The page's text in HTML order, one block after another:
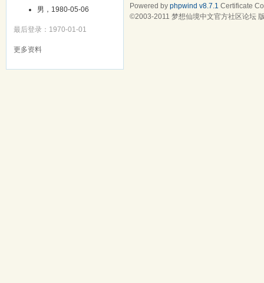
男，1980-05-06
最后登录：1970-01-01
更多资料
Powered by phpwind v8.7.1 Certificate
©2003-2011 梦想仙境中文官方社区论坛